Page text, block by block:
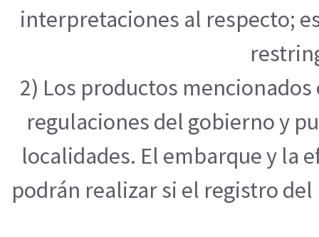
interpretaciones al respecto;
2) Los productos
regulaciones del gobierno y
localidades. El embarque y la
podrán realizar si el registro